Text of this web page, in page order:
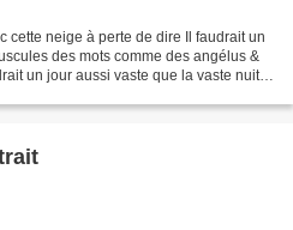
cette neige à perte de dire Il faudrait un
des mots comme des angélus &
un jour aussi vaste que la vaste nuit